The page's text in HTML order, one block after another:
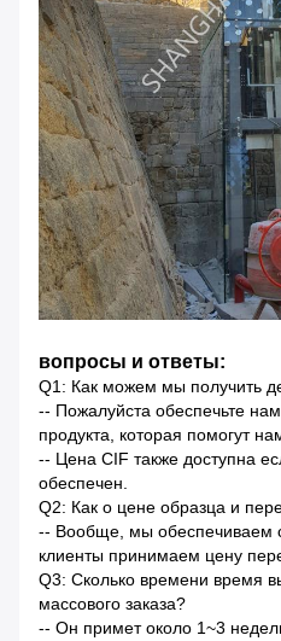
вопросы и ответы:
Q1: Как можем мы получить
-- Пожалуйста обеспечьте
продукта, которая помогут
-- Цена CIF также доступна
обеспечен.
Q2: Как о цене образца и
-- Вообще, мы обеспечиваем
клиенты принимаем цену
Q3: Сколько времени время
массового заказа?
-- Он примет около 1~3